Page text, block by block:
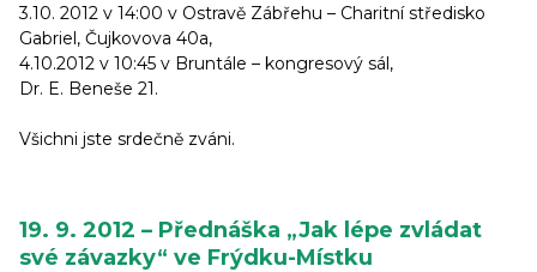
3.10. 2012 v 14:00 v Ostravě Zábřehu – Charitní středisko
Gabriel, Čujkovova 40a,
4.10.2012 v 10:45 v Bruntále – kongresový sál,
Dr. E. Beneše 21.
Všichni jste srdečně zváni.
19. 9. 2012 – Přednáška „Jak lépe zvládat
své závazky“ ve Frýdku-Místku